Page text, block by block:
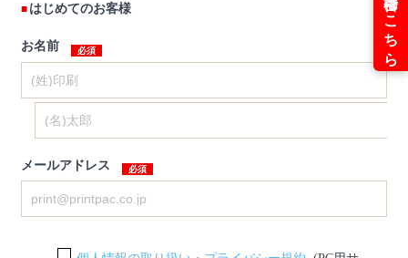
はじめてのお客様
お名前
メールアドレス